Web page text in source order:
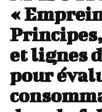
«
et lignes
pour